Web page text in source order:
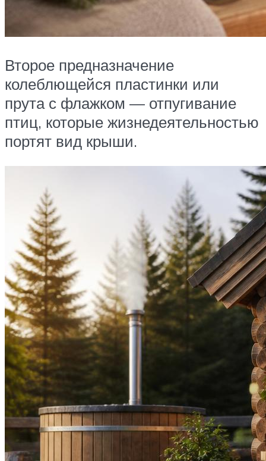
Второе предназначение
колеблющейся пластинки или
прута с флажком — отпугивание
птиц, которые жизнедеятельностью
портят вид крыши.